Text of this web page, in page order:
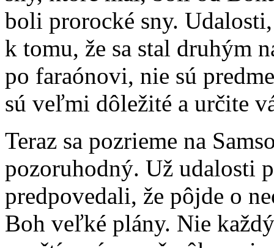
boli prorocké sny.
k tomu, že sa stal druhým
po faraónovi, nie sú
sú veľmi dôležité a určite
Teraz sa pozrieme na
pozoruhodný. Už udalosti
predpovedali, že pôjde o
Boh veľké plány. Nie